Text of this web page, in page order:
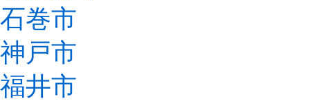
石巻市
神戸市
福井市